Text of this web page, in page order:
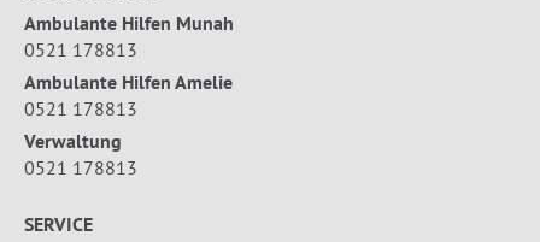
Ambulante Hilfen Munah
0521 178813
Ambulante Hilfen Amelie
0521 178813
Verwaltung
0521 178813
SERVICE